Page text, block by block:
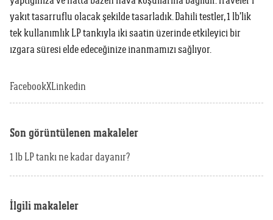
Mağaza Bulucu
yakıt tasarruflu olacak şekilde tasarladık. Dahili testler, 1 lb’lik
tek kullanımlık LP tankıyla iki saatin üzerinde etkileyici bir
ızgara süresi elde edeceğinize inanmamızı sağlıyor.
FacebookXLinkedin
Son görüntülenen makaleler
1 lb LP tankı ne kadar dayanır?
İlgili makaleler